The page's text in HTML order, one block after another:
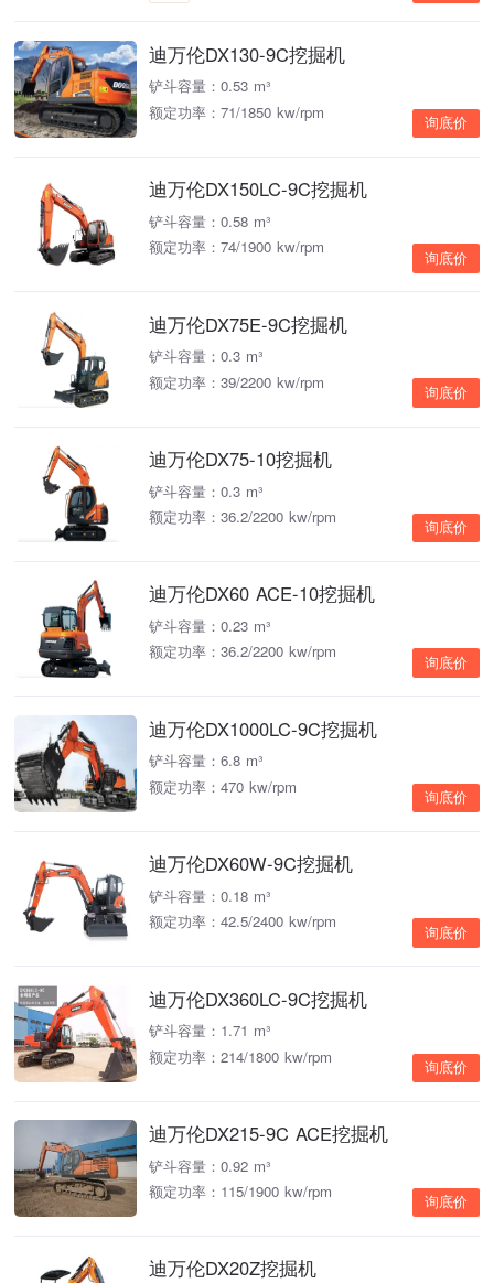
迪万伦DX130-9C挖掘机
铲斗容量：0.53 m³
额定功率：71/1850 kw/rpm
询底价
迪万伦DX150LC-9C挖掘机
铲斗容量：0.58 m³
额定功率：74/1900 kw/rpm
询底价
迪万伦DX75E-9C挖掘机
铲斗容量：0.3 m³
额定功率：39/2200 kw/rpm
询底价
迪万伦DX75-10挖掘机
铲斗容量：0.3 m³
额定功率：36.2/2200 kw/rpm
询底价
迪万伦DX60 ACE-10挖掘机
铲斗容量：0.23 m³
额定功率：36.2/2200 kw/rpm
询底价
迪万伦DX1000LC-9C挖掘机
铲斗容量：6.8 m³
额定功率：470 kw/rpm
询底价
迪万伦DX60W-9C挖掘机
铲斗容量：0.18 m³
额定功率：42.5/2400 kw/rpm
询底价
迪万伦DX360LC-9C挖掘机
铲斗容量：1.71 m³
额定功率：214/1800 kw/rpm
询底价
迪万伦DX215-9C ACE挖掘机
铲斗容量：0.92 m³
额定功率：115/1900 kw/rpm
询底价
迪万伦DX20Z挖掘机